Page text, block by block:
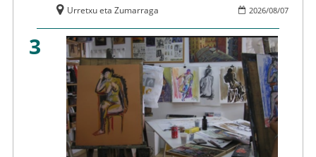
2026/08/07
Urretxu eta Zumarraga
3